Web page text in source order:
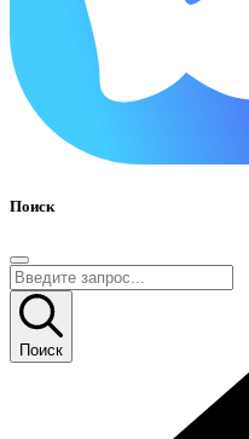
Поиск
Поиск